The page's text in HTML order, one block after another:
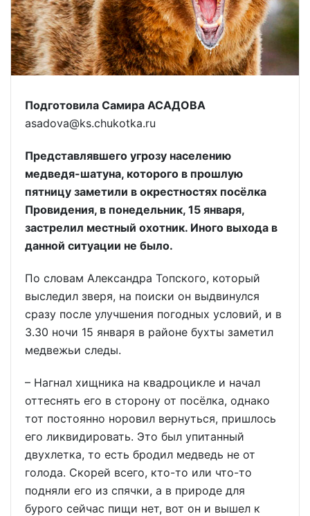
Подготовила Самира АСАДОВА
asadova@ks.chukotka.ru
Представлявшего угрозу населению
медведя-шатуна, которого в прошлую
пятницу заметили в окрестностях посёлка
Провидения, в понедельник, 15 января,
застрелил местный охотник. Иного выхода в
данной ситуации не было.
По словам Александра Топского, который
выследил зверя, на поиски он выдвинулся
сразу после улучшения погодных условий, и в
3.30 ночи 15 января в районе бухты заметил
медвежьи следы.
– Нагнал хищника на квадроцикле и начал
оттеснять его в сторону от посёлка, однако
тот постоянно норовил вернуться, пришлось
его ликвидировать. Это был упитанный
двухлетка, то есть бродил медведь не от
голода. Скорей всего, кто-то или что-то
подняли его из спячки, а в природе для
бурого сейчас пищи нет, вот он и вышел к